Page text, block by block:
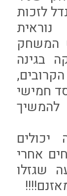
לזכות
המשחק
בגינה
חמישי
יכולים
אחרי
שגזלו